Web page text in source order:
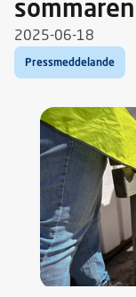
2025-06-18
Pressmeddelande